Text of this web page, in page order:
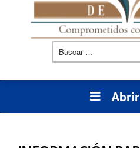
Buscar: